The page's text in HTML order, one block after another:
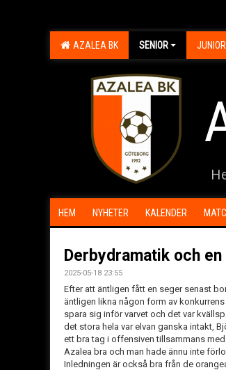
AZALEA BK SENIOR JUNIOR
HEM NYHETER KALENDER
Derbydramatik och
2025-05-18 23:55
Efter att äntligen fått en seger senast
äntligen likna någon form av
spara sig inför varvet och det var
det stora hela var elvan ganska intakt,
ett bra tag i offensiven tillsammans
Azalea bra och man hade ännu inte
Inledningen är också bra från de